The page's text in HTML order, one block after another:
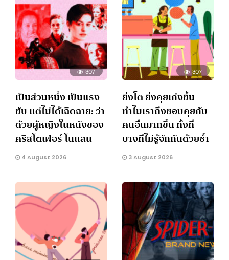
307
เป็นส่วนหนึ่ง เป็นแรง
ขับ แต่ไม่ได้เฉิดฉาย: ว่า
ด้วยผู้หญิงในหนังของ
คริสโตเฟอร์ โนแลน
4 August 2026
307
ยิ่งโต ยิ่งคุยเก่งขึ้น
ทำไมเราถึงชอบคุยกับ
คนอื่นมากขึ้น ทั้งที่
บางทีไม่รู้จักกันด้วยซ้ำ
3 August 2026